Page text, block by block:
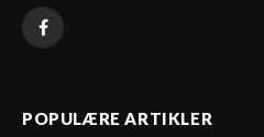
Facebook
POPULÆRE ARTIKLER